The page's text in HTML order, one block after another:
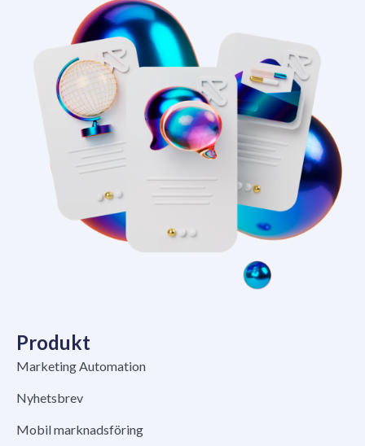
Produkt
Marketing Automation
Nyhetsbrev
Mobil marknadsföring